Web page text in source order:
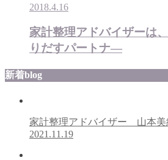
2018.4.16
家計整理アドバイザーは
りだすパートナ―
新着blog
家計整理アドバイザー 山本美
2021.11.19